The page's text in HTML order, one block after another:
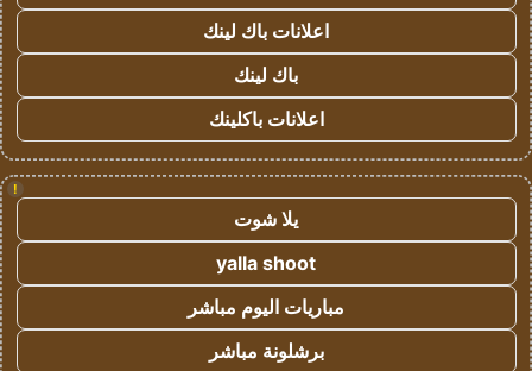
اعلانات باك لينك
باك لينك
اعلانات باكلينك
!
يلا شوت
yalla shoot
مباريات اليوم مباشر
برشلونة مباشر